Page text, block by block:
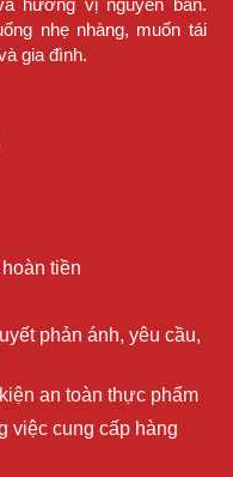
hương vị nguyên bản.
nhẹ nhàng, muốn tái
gia đình.
tiền
phản ánh, yêu cầu,
an toàn thực phẩm
việc cung cấp hàng